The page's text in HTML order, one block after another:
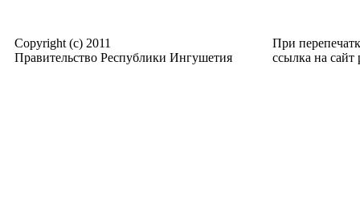
Copyright (c) 2011
Правительство Республики Ингушетия
При
ссылка на сайт